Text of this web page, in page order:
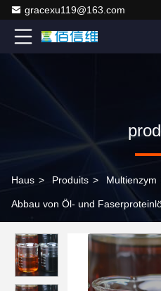
gracexu119@163.com
Haus > Produits > Multienzym
Abbau von Öl- und